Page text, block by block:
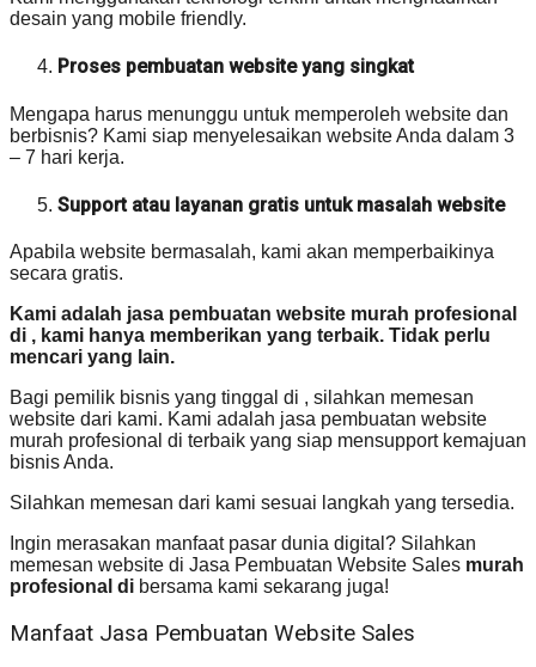
desain yang mobile friendly.
Proses pembuatan website yang singkat
Mengapa harus menunggu untuk memperoleh website dan
berbisnis? Kami siap menyelesaikan website Anda dalam 3
– 7 hari kerja.
Support atau layanan gratis untuk masalah website
Apabila website bermasalah, kami akan memperbaikinya
secara gratis.
Kami adalah jasa pembuatan website murah profesional
di , kami hanya memberikan yang terbaik. Tidak perlu
mencari yang lain.
Bagi pemilik bisnis yang tinggal di , silahkan memesan
website dari kami. Kami adalah jasa pembuatan website
murah profesional di terbaik yang siap mensupport kemajuan
bisnis Anda.
Silahkan memesan dari kami sesuai langkah yang tersedia.
Ingin merasakan manfaat pasar dunia digital? Silahkan
memesan website di Jasa Pembuatan Website Sales murah
profesional di bersama kami sekarang juga!
Manfaat Jasa Pembuatan Website Sales